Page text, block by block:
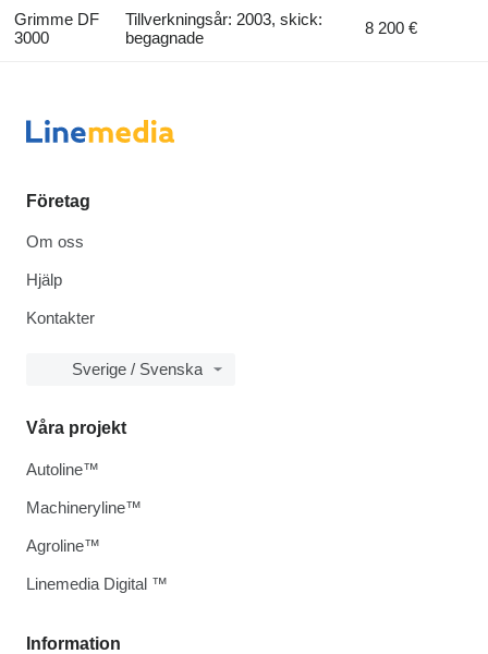
Grimme DF
3000
Tillverkningsår: 2003, skick:
begagnade
8 200 €
Företag
Om oss
Hjälp
Kontakter
Sverige / Svenska
Information
Våra projekt
Autoline™
Machineryline™
Agroline™
Linemedia Digital ™